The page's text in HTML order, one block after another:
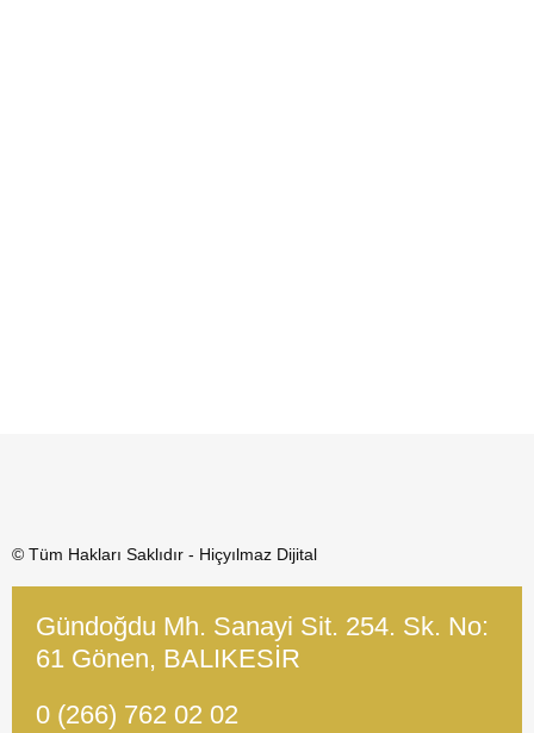
© Tüm Hakları Saklıdır - Hiçyılmaz Dijital
Gündoğdu Mh. Sanayi Sit. 254. Sk. No:
61 Gönen, BALIKESİR
0 (266) 762 02 02